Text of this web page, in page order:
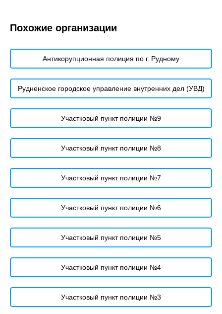
Похожие организации
Антикорупционная полиция по г. Рудному
Рудненское городское управление внутренних дел (УВД)
Участковый пункт полиции №9
Участковый пункт полиции №8
Участковый пункт полиции №7
Участковый пункт полиции №6
Участковый пункт полиции №5
Участковый пункт полиции №4
Участковый пункт полиции №3